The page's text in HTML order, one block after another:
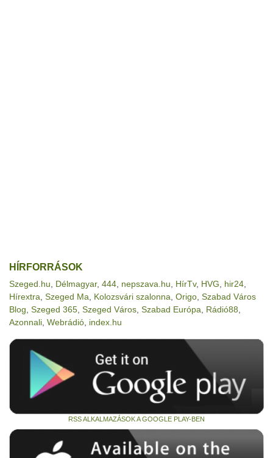
HÍRFORRÁSOK
Szeged.hu Délmagyar, 444 nepszava.hu HírTv, HVG hir24
Hírextra Szeged Ma Kolozsvári szalonna Origo Szabad Város
Blog Szeged 365 Szeged Város Szabad Európa Rádió88
Azonnali Webrádió index.hu
RSS ALKALMAZÁSOK A GOOGLE PLAY-BEN